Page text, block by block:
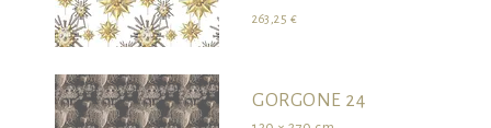
263,25 €
GORGONE 24